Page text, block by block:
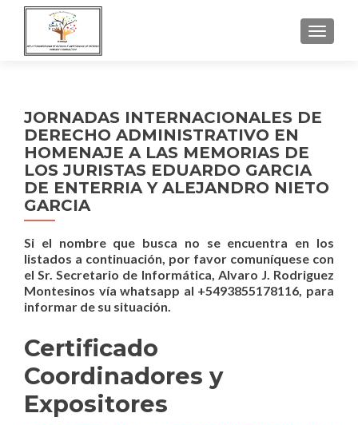
JORNADAS INTERNACIONALES DE
DERECHO ADMINISTRATIVO EN
HOMENAJE A LAS MEMORIAS DE
LOS JURISTAS EDUARDO GARCIA
DE ENTERRIA Y ALEJANDRO NIETO
GARCIA
Si el nombre que busca no se encuentra en los
listados a continuación, por favor comuníquese con
el Sr. Secretario de Informática, Alvaro J. Rodriguez
Montesinos vía whatsapp al +5493855178116, para
informar de su situación.
Certificado
Coordinadores y
Expositores